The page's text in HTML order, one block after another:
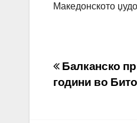
Македонското
на
Балканско
години во